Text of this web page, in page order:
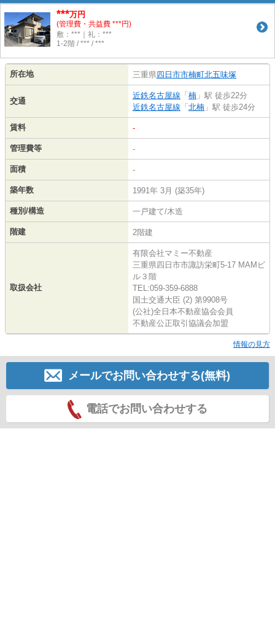
***万円
(管理費・共益費 ***円)
敷：***｜礼：***
1-2階 / *** / ***
所在地 三重県四日市市楠町北五味塚
交通
近鉄名古屋線 「 楠 」駅 徒歩22分
近鉄名古屋線 「 北楠 」駅 徒歩24分
賃料 -
管理費等 -
面積 -
築年数 1991年 3月 (築35年)
種別/構造 一戸建て/木造
階建 2階建
取扱会社
有限会社マミー不動産
三重県四日市市諏訪栄町5-17 MAMビ
ル３階
TEL:059-359-6888
国土交通大臣 (2) 第9908号
(公社)全日本不動産協会会員
不動産公正取引協議会加盟
情報の見方
メールでお問い合わせする(無料)
電話でお問い合わせする